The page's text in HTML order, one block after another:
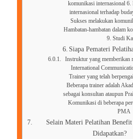
komunikasi internasional
internasional terhadap
Sukses melakukan
Hambatan-hambatan dalam
9. Studi
Siapa Pemateri
Instruktur yang memberikan
International
Trainer yang telah
Beberapa trainer adalah
sebagai konsultan ataupun
Komunikasi di beberapa
PMA
Selain Materi Pelatihan
Didapatkan?